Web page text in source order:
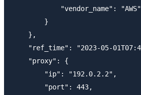
            "vendor_name": "AWS"
        }
    },
"ref_time": "2023-05-
    "proxy": {
        "ip": "192.0.2.2",
        "port": 443,